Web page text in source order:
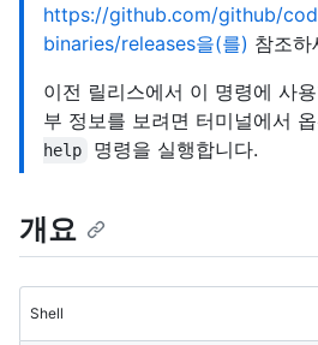
https://github.com/github/
binaries/releases을(를) 참조하
이전 릴리스에서 이 명령에 사
부 정보를 보려면 터미널에서
help
명령을 실행합니다.
개요
Shell